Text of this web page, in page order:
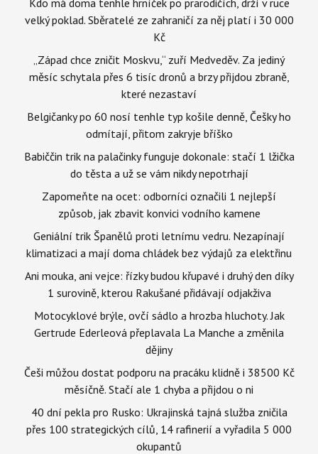
velký poklad. Sběratelé ze zahraničí za něj platí i 30 000
Kč
„Západ chce zničit Moskvu,“ zuří Medveděv. Za jediný
měsíc schytala přes 6 tisíc dronů a brzy přijdou zbraně,
které nezastaví
Belgičanky po 60 nosí tenhle typ košile denně, Češky ho
odmítají, přitom zakryje bříško
Babiččin trik na palačinky funguje dokonale: stačí 1 lžička
do těsta a už se vám nikdy nepotrhají
Zapomeňte na ocet: odborníci označili 1 nejlepší
způsob, jak zbavit konvici vodního kamene
Geniální trik Španělů proti letnímu vedru. Nezapínají
klimatizaci a mají doma chládek bez výdajů za elektřinu
Ani mouka, ani vejce: řízky budou křupavé i druhý den díky
1 surovině, kterou Rakušané přidávají odjakživa
Motocyklové brýle, ovčí sádlo a hrozba hluchoty. Jak
Gertrude Ederleová přeplavala La Manche a změnila
dějiny
Češi můžou dostat podporu na pracáku klidně i 38500 Kč
měsíčně. Stačí ale 1 chyba a přijdou o ni
40 dní pekla pro Rusko: Ukrajinská tajná služba zničila
přes 100 strategických cílů, 14 rafinerií a vyřadila 5 000
okupantů